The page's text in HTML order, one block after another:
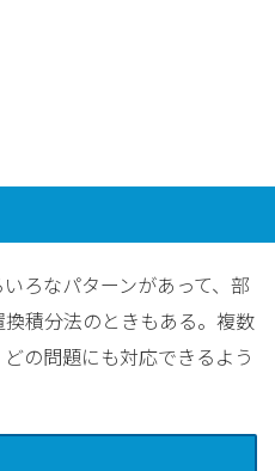
ろなパターンがあって、部
積分法のときもある。複数
の問題にも対応できるよう